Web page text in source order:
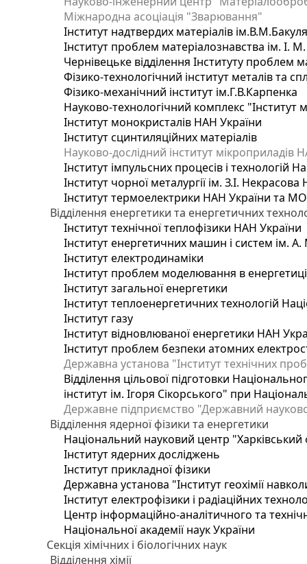
Міжнародна асоціація "Зварювання"
Інститут надтвердих матеріалів
Інститут проблем матеріалознавства ім. І.
Чернівецьке відділення Інституту проблем
Фізико-технологічний інститут металів та
Фізико-механічний інститут ім.Г.В.Карпенка
Науково-технологічний комплекс "Інститут
Інститут монокристалів НАН України
Інститут сцинтиляційних матеріалів
Науково-дослідний інститут мікроприладів
Інститут імпульсних процесів і технологій
Інститут чорної металургії ім. З.І.
Інститут термоелектрики НАН України та
Відділення енергетики та енергетичних
Інститут технічної теплофізики НАН України
Інститут енергетичних машин і систем ім.
Інститут електродинаміки
Інститут проблем моделювання в
Інститут загальної енергетики
Інститут теплоенергетичних технологій
Інститут газу
Інститут відновлюваної енергетики НАН
Інститут проблем безпеки атомних
Державна установа "Інститут технічних
Відділення цільової підготовки
інститут ім. Ігоря Сікорського" при
Державне підприємство "Державний
Відділення ядерної фізики та енергетики
Національний науковий центр "Харківський
Інститут ядерних досліджень
Інститут прикладної фізики
Державна установа "Інститут геохімії
Інститут електрофізики і радіаційних
Центр інформаційно-аналітичного та
Національної академії наук України
Секція хімічних і біологічних наук
Відділення хімії